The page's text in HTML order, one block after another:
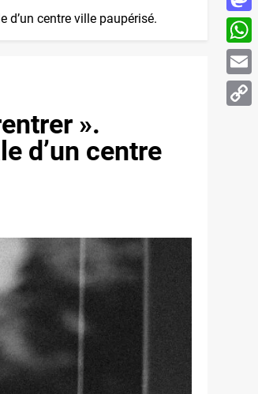
d’un centre ville paupérisé.
».
d’un centre
Email